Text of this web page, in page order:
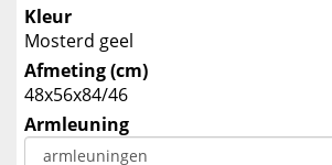
Kleur
Mosterd geel
Afmeting (cm)
48x56x84/46
Armleuning